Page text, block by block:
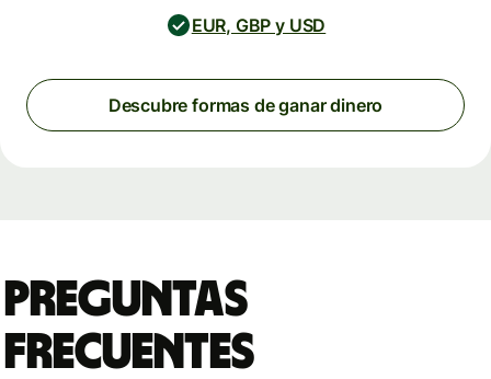
EUR, GBP y USD
Descubre formas de ganar dinero
Preguntas
frecuentes